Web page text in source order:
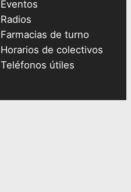
Eventos
Radios
Farmacias de turno
Horarios de colectivos
Teléfonos útiles